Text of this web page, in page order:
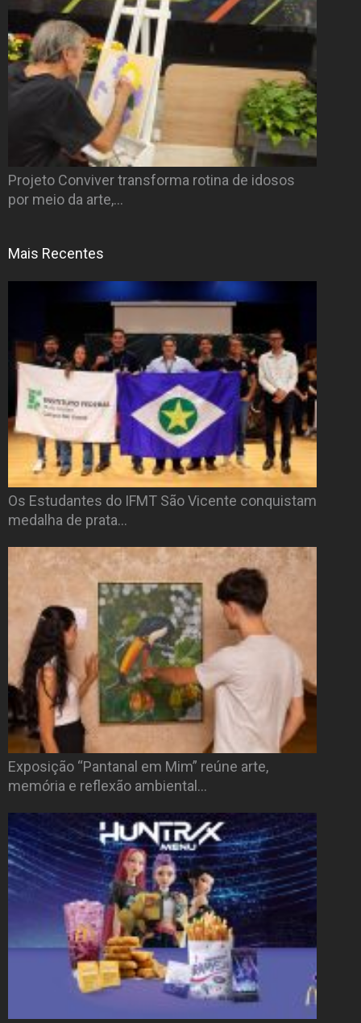
Projeto Conviver transforma rotina de idosos
por meio da arte,…
Mais Recentes
Os Estudantes do IFMT São Vicente conquistam
medalha de prata…
Exposição “Pantanal em Mim” reúne arte,
memória e reflexão ambiental…